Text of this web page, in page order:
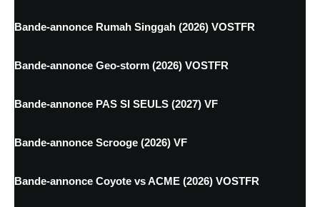
Bande-annonce Rumah Singgah (2026) VOSTFR
Bande-annonce Geo-storm (2026) VOSTFR
Bande-annonce PAS SI SEULS (2027) VF
Bande-annonce Scrooge (2026) VF
Bande-annonce Coyote vs ACME (2026) VOSTFR